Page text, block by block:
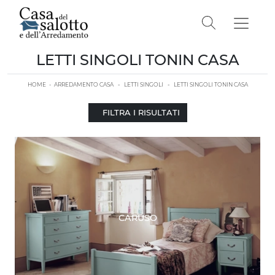
LETTI SINGOLI TONIN CASA
HOME - ARREDAMENTO CASA - LETTI SINGOLI - LETTI SINGOLI TONIN CASA
FILTRA I RISULTATI
CARUSO